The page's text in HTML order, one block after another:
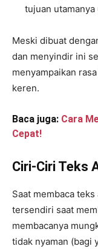
tujuan
Meski dibuat
dan menyindir ini
menyampaikan
keren.
Baca juga: Cara
Cepat!
Ciri-Ciri Teks
Saat membaca
tersendiri saat
membacanya
tidak nyaman (bagi